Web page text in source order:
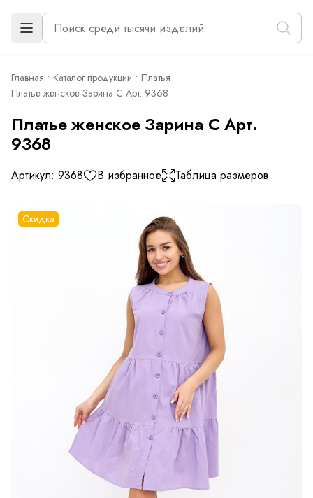
Главная Каталог продукции
Платья
Платье женское Зарина С Арт. 9368
Платье женское Зарина С Арт.
9368
Артикул: 9368 В избранное Таблица размеров
Скидка